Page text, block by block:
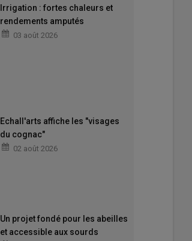
Irrigation : fortes chaleurs et
rendements amputés
03 août 2026
Echall'arts affiche les "visages
du cognac"
02 août 2026
Un projet fondé pour les abeilles
et accessible aux sourds